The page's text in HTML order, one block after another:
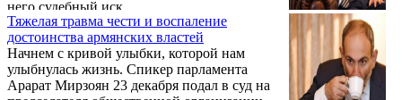
него судебный иск.
Тяжелая травма чести и воспаление
достоинства армянских властей
Начнем с кривой улыбки, которой нам
улыбнулась жизнь. Спикер парламента
Арарат Мирзоян 23 декабря подал в суд на